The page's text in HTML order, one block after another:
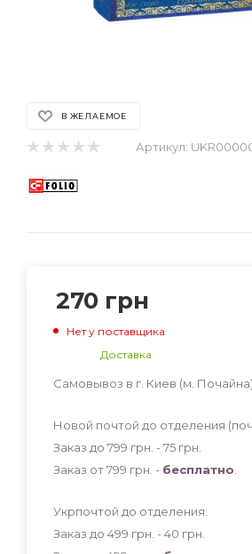
В ЖЕЛАЕМОЕ
Артикул:
270 грн
Нет у поставщика
Доставка
Самовывоз в г. Киев (м.
Новой почтой до отделения
Заказ до 799 грн. - 75 грн
Заказ от 799 грн. - бесплатно
Укрпочтой до отделения:
Заказ до 499 грн. - 40 грн